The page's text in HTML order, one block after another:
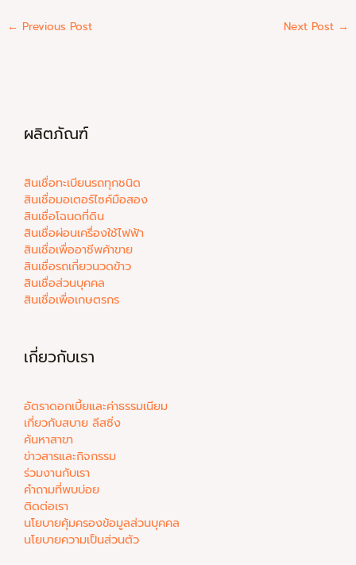
← Previous Post Next Post →
ผลิตภัณฑ์
สินเชื่อทะเบียนรถทุกชนิด
สินเชื่อมอเตอร์ไซค์มือสอง
สินเชื่อโฉนดที่ดิน
สินเชื่อผ่อนเครื่องใช้ไฟฟ้า
สินเชื่อเพื่ออาชีพค้าขาย
สินเชื่อรถเกี่ยวนวดข้าว
สินเชื่อส่วนบุคคล
สินเชื่อเพื่อเกษตรกร
เกี่ยวกับเรา
อัตราดอกเบี้ยและค่าธรรมเนียม
เกี่ยวกับสบาย ลีสซิ่ง
ค้นหาสาขา
ข่าวสารและกิจกรรม
ร่วมงานกับเรา
คำถามที่พบบ่อย
ติดต่อเรา
นโยบายคุ้มครองข้อมูลส่วนบุคคล
นโยบายความเป็นส่วนตัว